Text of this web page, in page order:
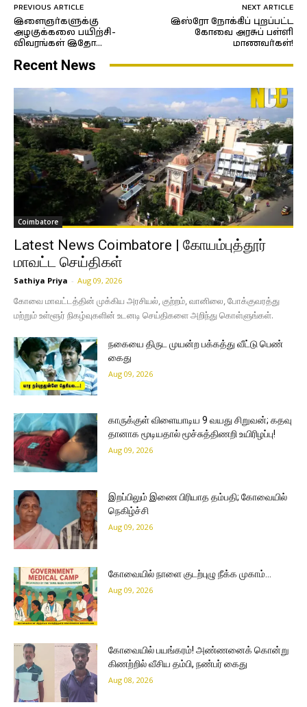
PREVIOUS ARTICLE
இளைஞர்களுக்கு
அழகுக்கலை பயிற்சி-
விவரங்கள் இதோ…
NEXT ARTICLE
இஸ்ரோ நோக்கிப் புறப்பட்ட
கோவை அரசுப் பள்ளி
மாணவர்கள்!
Recent News
Coimbatore
Latest News Coimbatore | கோயம்புத்தூர்
மாவட்ட செய்திகள்
Sathiya Priya - Aug 09, 2026
கோவை மாவட்டத்தின் முக்கிய அரசியல், குற்றம், வானிலை, போக்குவரத்து
மற்றும் உள்ளூர் நிகழ்வுகளின் உடனடி செய்திகளை அறிந்து கொள்ளுங்கள்.
நகையை திருட முயன்ற பக்கத்து வீட்டு பெண்
கைது
Aug 09, 2026
காருக்குள் விளையாடிய 9 வயது சிறுவன்; கதவு
தானாக மூடியதால் மூச்சுத்திணறி உயிரிழப்பு!
Aug 09, 2026
இறப்பிலும் இணை பிரியாத தம்பதி; கோவையில்
நெகிழ்ச்சி
Aug 09, 2026
கோவையில் நாளை குடற்புழு நீக்க முகாம்…
Aug 09, 2026
கோவையில் பயங்கரம்! அண்ணனைக் கொன்று
கிணற்றில் வீசிய தம்பி, நண்பர் கைது
Aug 08, 2026